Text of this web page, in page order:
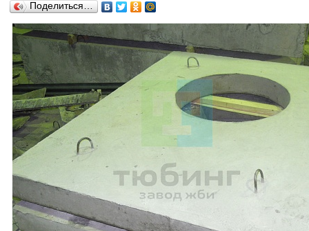
Поделиться…